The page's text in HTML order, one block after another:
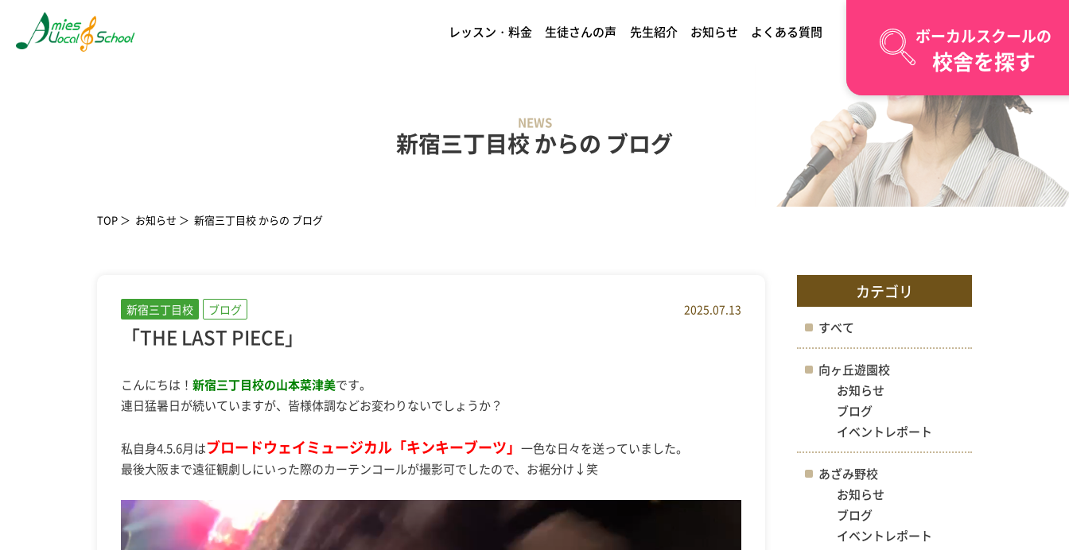
レッスン・料金 生徒さんの声 先生紹介 お知らせ よくある質問 ボーカルスクールの
校舎を探す
NEWS
新宿三丁目校 からの ブログ
TOP お知らせ 新宿三丁目校 からの ブログ
新宿三丁目校 ブログ 2025.07.13
「THE LAST PIECE」
こんにちは！ 新宿三丁目校の山本菜津美です。
連日猛暑日が続いていますが、皆様体調などお変わりないでしょうか？
私自身4.5.6月はブロードウェイミュージカル「キンキーブーツ」 一色な日々を送っていました。
最後大阪まで遠征観劇しにいった際のカーテンコールが撮影可でしたので、お裾分け↓笑
動
画
カテゴリ
すべて
向ヶ丘遊園校
お知らせ
ブログ
イベントレポート
あざみ野校
お知らせ
ブログ
イベントレポート